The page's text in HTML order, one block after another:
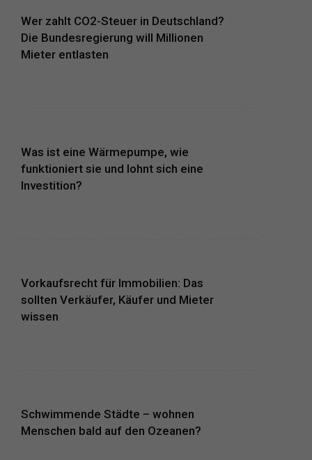
Wer zahlt CO2-Steuer in Deutschland?
Die Bundesregierung will Millionen
Mieter entlasten
Was ist eine Wärmepumpe, wie
funktioniert sie und lohnt sich eine
Investition?
Vorkaufsrecht für Immobilien: Das
sollten Verkäufer, Käufer und Mieter
wissen
Schwimmende Städte – wohnen
Menschen bald auf den Ozeanen?